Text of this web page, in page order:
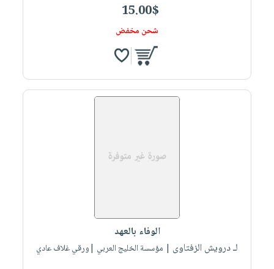
15.00$
شحن مخفض
الوفاء بالعهد
لـ درويش الزفتاوى | مؤسسة الخليج العربي |ورقي غلاف عادي